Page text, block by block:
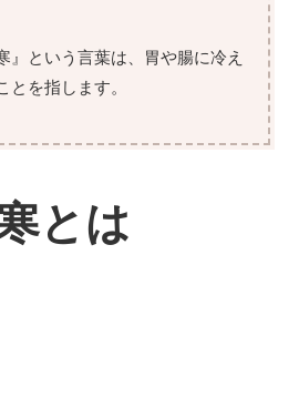
』という言葉は、胃や腸に冷え
とを指します。
とは